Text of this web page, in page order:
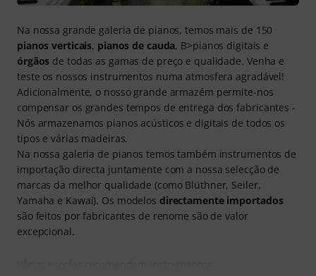
Na nossa grande galeria de pianos, temos mais de 150
pianos verticais, pianos de cauda, B>pianos digitais e
órgãos de todas as gamas de preço e qualidade. Venha e
teste os nossos instrumentos numa atmosfera agradável!
Adicionalmente, o nosso grande armazém permite-nos
compensar os grandes tempos de entrega dos fabricantes -
Nós armazenamos pianos acústicos e digitais de todos os
tipos e várias madeiras.
Na nossa galeria de pianos temos também instrumentos de
importação directa juntamente com a nossa selecção de
marcas da melhor qualidade (como Blüthner, Seiler,
Yamaha e Kawai). Os modelos directamente importados
são feitos por fabricantes de renome são de valor
excepcional.